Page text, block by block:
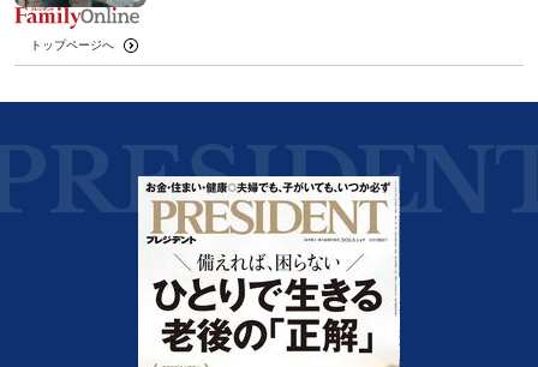
トップページへ